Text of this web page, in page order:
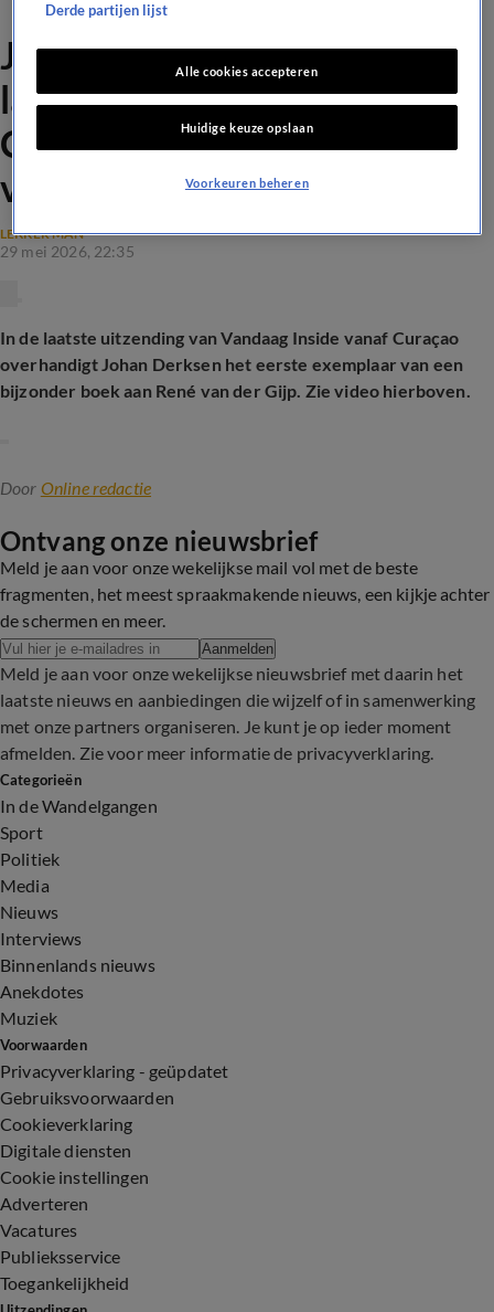
Johan Derksen heeft in
laatste uitzending vanaf
Curaçao cadeau voor René
van der Gijp: 'Mooi man!'
LEKKER MAN
29 mei 2026, 22:35
In de laatste uitzending van Vandaag Inside vanaf Curaçao
overhandigt Johan Derksen het eerste exemplaar van een
bijzonder boek aan René van der Gijp. Zie video hierboven.
Door Online redactie
Ontvang onze nieuwsbrief
Meld je aan voor onze wekelijkse mail vol met de beste
fragmenten, het meest spraakmakende nieuws, een kijkje achter
de schermen en meer.
Aanmelden
Meld je aan voor onze wekelijkse nieuwsbrief met daarin het
laatste nieuws en aanbiedingen die wijzelf of in samenwerking
met onze partners organiseren. Je kunt je op ieder moment
afmelden. Zie voor meer informatie de privacyverklaring.
Categorieën
In de Wandelgangen
Sport
Politiek
Media
Nieuws
Interviews
Binnenlands nieuws
Anekdotes
Muziek
Voorwaarden
Privacyverklaring - geüpdatet
Gebruiksvoorwaarden
Cookieverklaring
Digitale diensten
Cookie instellingen
Adverteren
Vacatures
Publieksservice
Toegankelijkheid
Derde partijen lijst
Alle cookies accepteren
Huidige keuze opslaan
Voorkeuren beheren